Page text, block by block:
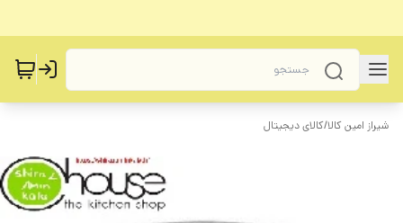
شیراز امین کالا/کالای دیجیتال